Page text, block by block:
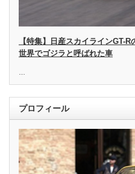
【特集】日産スカイラインGT-
世界でゴジラと呼ばれた車
プロフィール